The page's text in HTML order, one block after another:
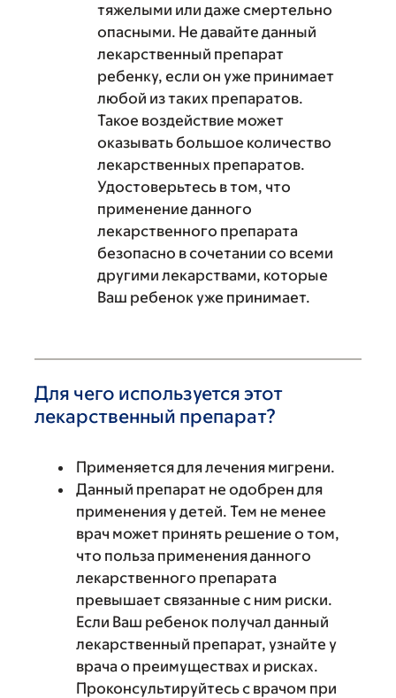
тяжелыми или даже смертельно
опасными. Не давайте данный
лекарственный препарат
ребенку, если он уже принимает
любой из таких препаратов.
Такое воздействие может
оказывать большое количество
лекарственных препаратов.
Удостоверьтесь в том, что
применение данного
лекарственного препарата
безопасно в сочетании со всеми
другими лекарствами, которые
Ваш ребенок уже принимает.
Для чего используется этот
лекарственный препарат?
Применяется для лечения мигрени.
Данный препарат не одобрен для
применения у детей. Тем не менее
врач может принять решение о том,
что польза применения данного
лекарственного препарата
превышает связанные с ним риски.
Если Ваш ребенок получал данный
лекарственный препарат, узнайте у
врача о преимуществах и рисках.
Проконсультируйтесь с врачом при